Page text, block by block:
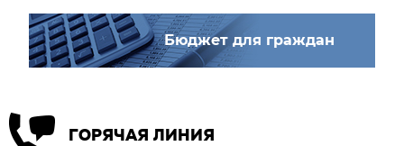
Бюджет для граждан
ГОРЯЧАЯ ЛИНИЯ